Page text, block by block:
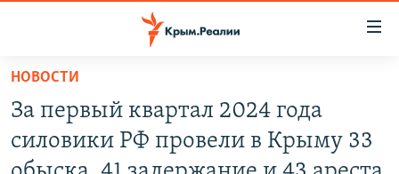
Вернуться
основному
содержанию
Вернутся
СПЕЦПРОЕКТЫ
ГРУЗ 200
ВОДА
НОВОСТИ
За первый квартал 2024 года
силовики РФ провели в Крыму 33